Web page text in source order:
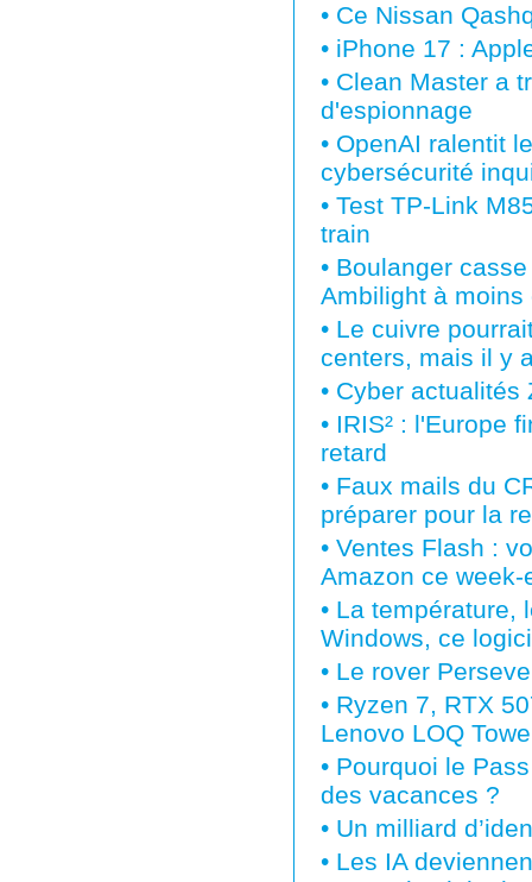
• Ce Nissan
• iPhone 17 :
• Clean Master a
d'espionnage
• OpenAI ralentit
cybersécurité
• Test TP-Link
train
• Boulanger
Ambilight à moins
• Le cuivre
centers, mais il y
• Cyber actualités
• IRIS² : l'Europe
retard
• Faux mails du
préparer pour la
• Ventes Flash :
Amazon ce week-
• La température,
Windows, ce
• Le rover
• Ryzen 7, RTX
Lenovo LOQ
• Pourquoi le
des vacances ?
• Un milliard
• Les IA